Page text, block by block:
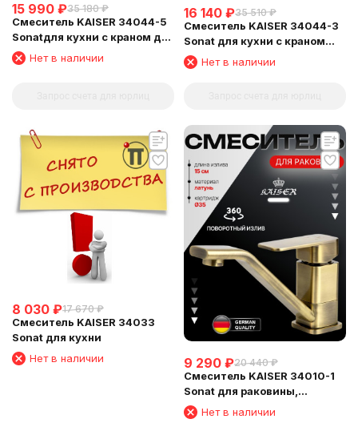
15 990 ₽35 180 ₽
Смеситель KAISER 34044-5
Sonatдля кухни с краном для
питьевой воды (кран-букса
6134)
Нет в наличии
16 140 ₽35 510 ₽
Смеситель KAISER 34044-3
Sonat для кухни с краном
для питьевой воды (кран-
букса 6134)
Нет в наличии
8 030 ₽17 670 ₽
Смеситель KAISER 34033
Sonat для кухни
Нет в наличии
9 290 ₽20 440 ₽
Смеситель KAISER 34010-1
Sonat для раковины,
бронзовый
Нет в наличии